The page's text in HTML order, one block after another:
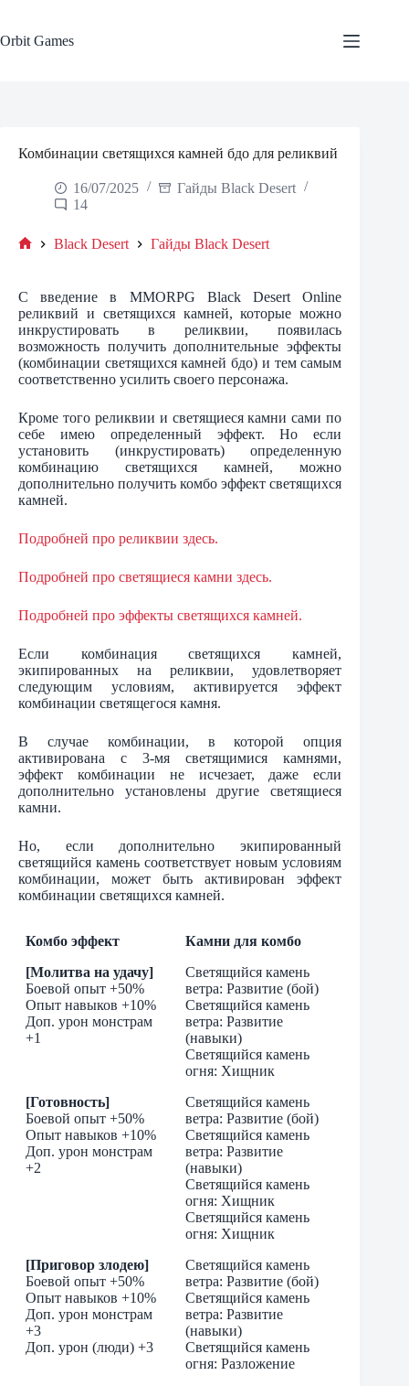
content
Orbit Games
Комбинации светящихся камней бдо для реликвий
16/07/2025
Гайды Black Desert
14
Black Desert Гайды Black Desert
С введение в MMORPG Black Desert Online
реликвий и светящихся камней, которые можно
инкрустировать в реликвии, появилась
возможность получить дополнительные эффекты
(комбинации светящихся камней бдо) и тем самым
соответственно усилить своего персонажа.
Кроме того реликвии и светящиеся камни сами по
себе имею определенный эффект. Но если
установить (инкрустировать) определенную
комбинацию светящихся камней, можно
дополнительно получить комбо эффект светящихся
камней.
Подробней про реликвии здесь.
Подробней про светящиеся камни здесь.
Подробней про эффекты светящихся камней.
Если комбинация светящихся камней,
экипированных на реликвии, удовлетворяет
следующим условиям, активируется эффект
комбинации светящегося камня.
В случае комбинации, в которой опция
активирована с 3-мя светящимися камнями,
эффект комбинации не исчезает, даже если
дополнительно установлены другие светящиеся
камни.
Но, если дополнительно экипированный
светящийся камень соответствует новым условиям
комбинации, может быть активирован эффект
комбинации светящихся камней.
Комбо эффект
Камни для комбо
[Молитва на удачу]
Боевой опыт +50%
Опыт навыков +10%
Доп. урон монстрам
+1
Светящийся камень
ветра: Развитие (бой)
Светящийся камень
ветра: Развитие
(навыки)
Светящийся камень
огня: Хищник
[Готовность]
Боевой опыт +50%
Опыт навыков +10%
Доп. урон монстрам
+2
Светящийся камень
ветра: Развитие (бой)
Светящийся камень
ветра: Развитие
(навыки)
Светящийся камень
огня: Хищник
Светящийся камень
огня: Хищник
[Приговор злодею]
Боевой опыт +50%
Опыт навыков +10%
Доп. урон монстрам
+3
Доп. урон (люди) +3
Светящийся камень
ветра: Развитие (бой)
Светящийся камень
ветра: Развитие
(навыки)
Светящийся камень
огня: Разложение